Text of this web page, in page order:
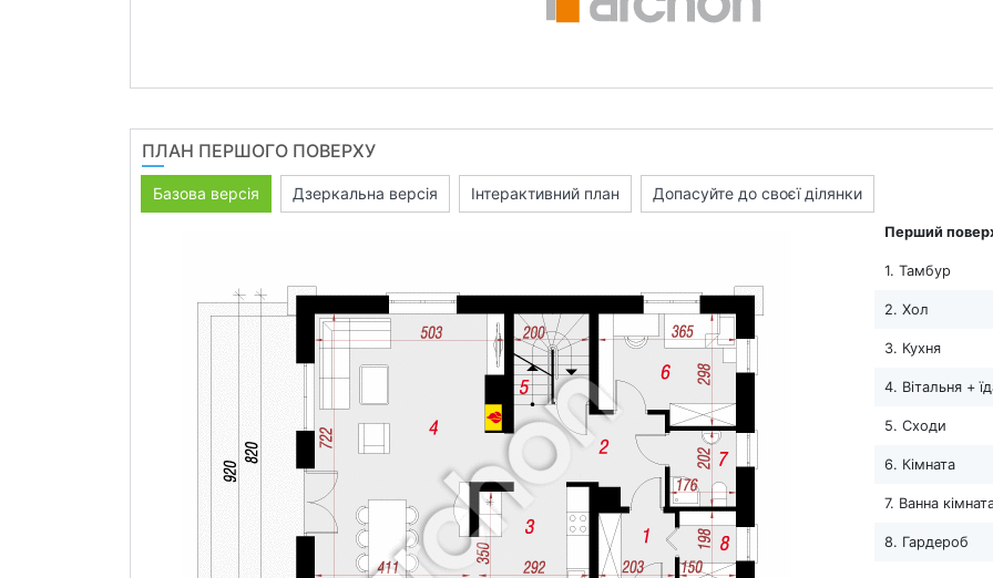
ПЛАН ПЕРШОГО ПОВЕРХУ
Базова версія Дзеркальна версія Інтерактивний план Допасуйте до своєї ділянки
Перший
1. Тамбур
2. Хол
3. Кухня
4. Вітальня +
5. Сходи
6. Кімната
7. Ванна
8. Гардероб